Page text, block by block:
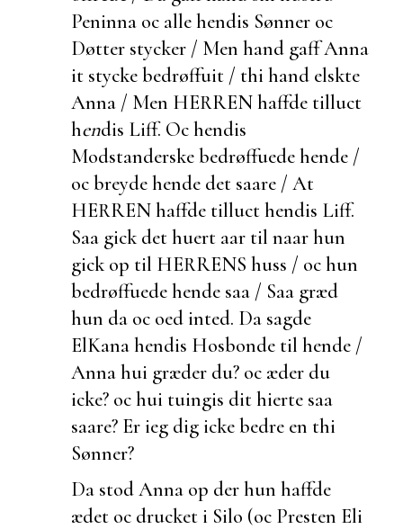
Peninna oc alle hendis Sønner oc
Døtter stycker / Men hand gaff Anna
it stycke bedrøffuit / thi hand elskte
Anna / Men HERREN haffde tilluct
hendis Liff. Oc hendis
Modstanderske bedrøffuede hende /
oc breyde hende det saare / At
HERREN haffde tilluct hendis Liff.
Saa gick det huert aar til naar hun
gick op til HERRENS huss / oc hun
bedrøffuede hende saa / Saa græd
hun da oc oed inted. Da sagde
ElKana hendis Hosbonde til hende /
Annahui græder du? oc æder du
icke? oc hui tuingis dit hierte saa
saare? Er ieg dig icke bedre en thi
Sønner?
Da stod Anna op der hun haffde
ædet oc drucket i Silo (oc Presten Eli